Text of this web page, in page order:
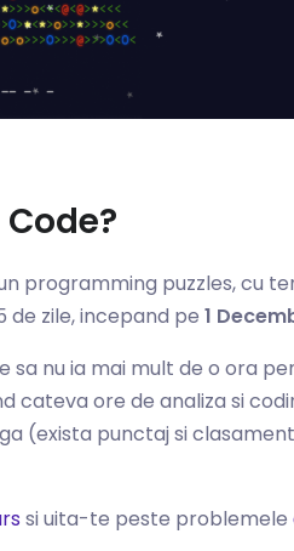
programming puzzles, cu
de zile, incepand pe 1
sa nu ia mai mult de o ora
cateva ore de analiza si
(exista punctaj si
si uita-te peste problemele